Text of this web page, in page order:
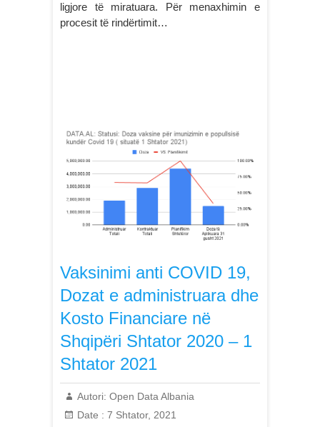
ligjore të miratuara. Për menaxhimin e
procesit të rindërtimit…
Vaksinimi anti COVID 19,
Dozat e administruara dhe
Kosto Financiare në
Shqipëri Shtator 2020 – 1
Shtator 2021
Autori: Open Data Albania
Date : 7 Shtator, 2021